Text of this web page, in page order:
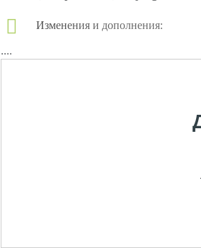
Изменения и дополнения:
....